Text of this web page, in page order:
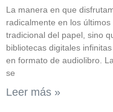
La manera en que
radicalmente en los
tradicional del papel, sino
bibliotecas digitales
en formato de audiolibro.
se
Leer más »